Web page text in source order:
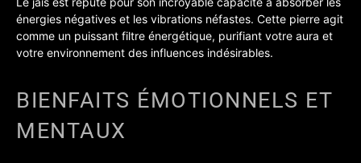
énergies négatives et les vibrations néfastes. Cette pierre agit
comme un puissant filtre énergétique, purifiant votre aura et
votre environnement des influences indésirables.
BIENFAITS ÉMOTIONNELS ET
MENTAUX